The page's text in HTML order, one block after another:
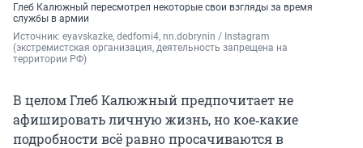
Глеб Калюжный пересмотрел некоторые свои взгляды за время
службы в армии
Источник: eyavskazke, dedfomi4, nn.dobrynin / Instagram
(экстремистская организация, деятельность запрещена на
территории РФ)
В целом Глеб Калюжный предпочитает не
афишировать личную жизнь, но кое‑какие
подробности всё равно просачиваются в